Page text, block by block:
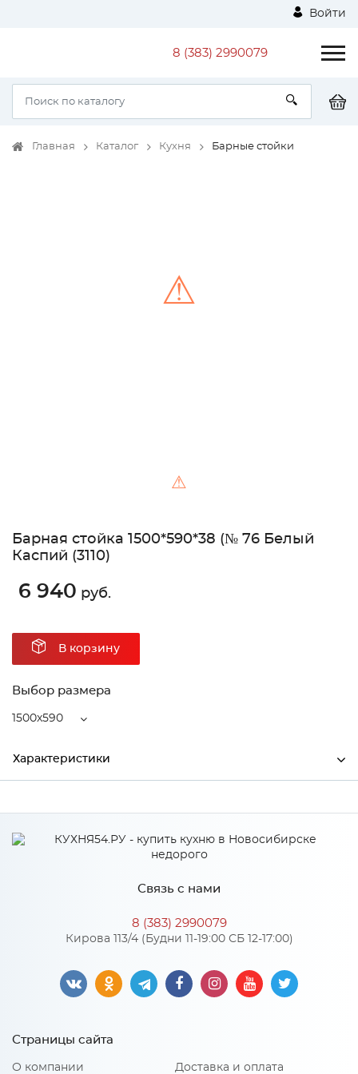
Войти
8 (383) 2990079
Главная Каталог Кухня Барные стойки
⚠
⚠
Барная стойка 1500*590*38 (№ 76 Белый
Каспий (3110)
6 940 руб.
В корзину
Выбор размера
1500x590
Характеристики
Высота 38
Материал ДСП
Особенности
Толщина столешницы: 38 мм
Связь с нами
8 (383) 2990079
Кирова 113/4 (Будни 11-19:00 СБ 12-17:00)
Страницы сайта
О компании Доставка и оплата